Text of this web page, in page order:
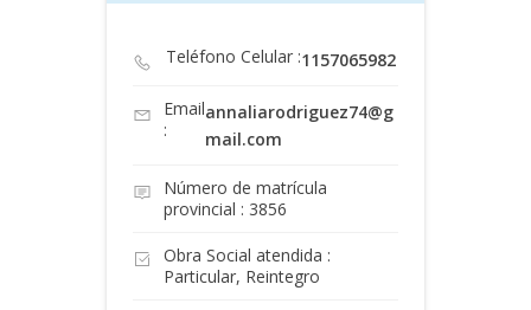
Teléfono Celular :1157065982
Email
:
annaliarodriguez74@g
mail.com
Número de matrícula
provincial : 3856
Obra Social atendida :
Particular, Reintegro